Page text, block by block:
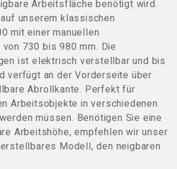
Arbeitsfläche benötigt wird.
unserem klassischen
mit einer manuellen
730 bis 980 mm. Die
ist elektrisch verstellbar und bis
verfügt an der Vorderseite über
Abrollkante. Perfekt für
Arbeitsobjekte in verschiedenen
müssen. Benötigen Sie eine
Arbeitshöhe, empfehlen wir unser
Modell, den neigbaren